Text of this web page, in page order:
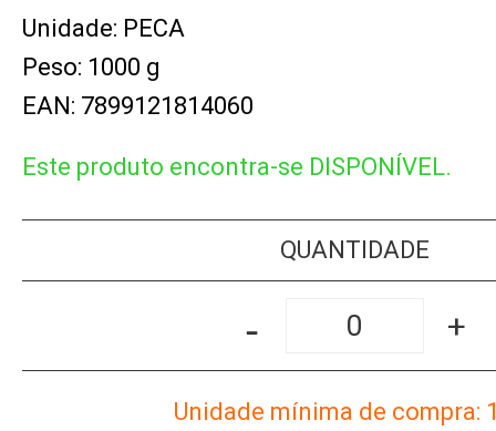
Unidade: PECA
Peso: 1000 g
EAN: 7899121814060
Este produto encontra-se DISPONÍVEL.
QUANTIDADE
- +
Unidade mínima de compra: